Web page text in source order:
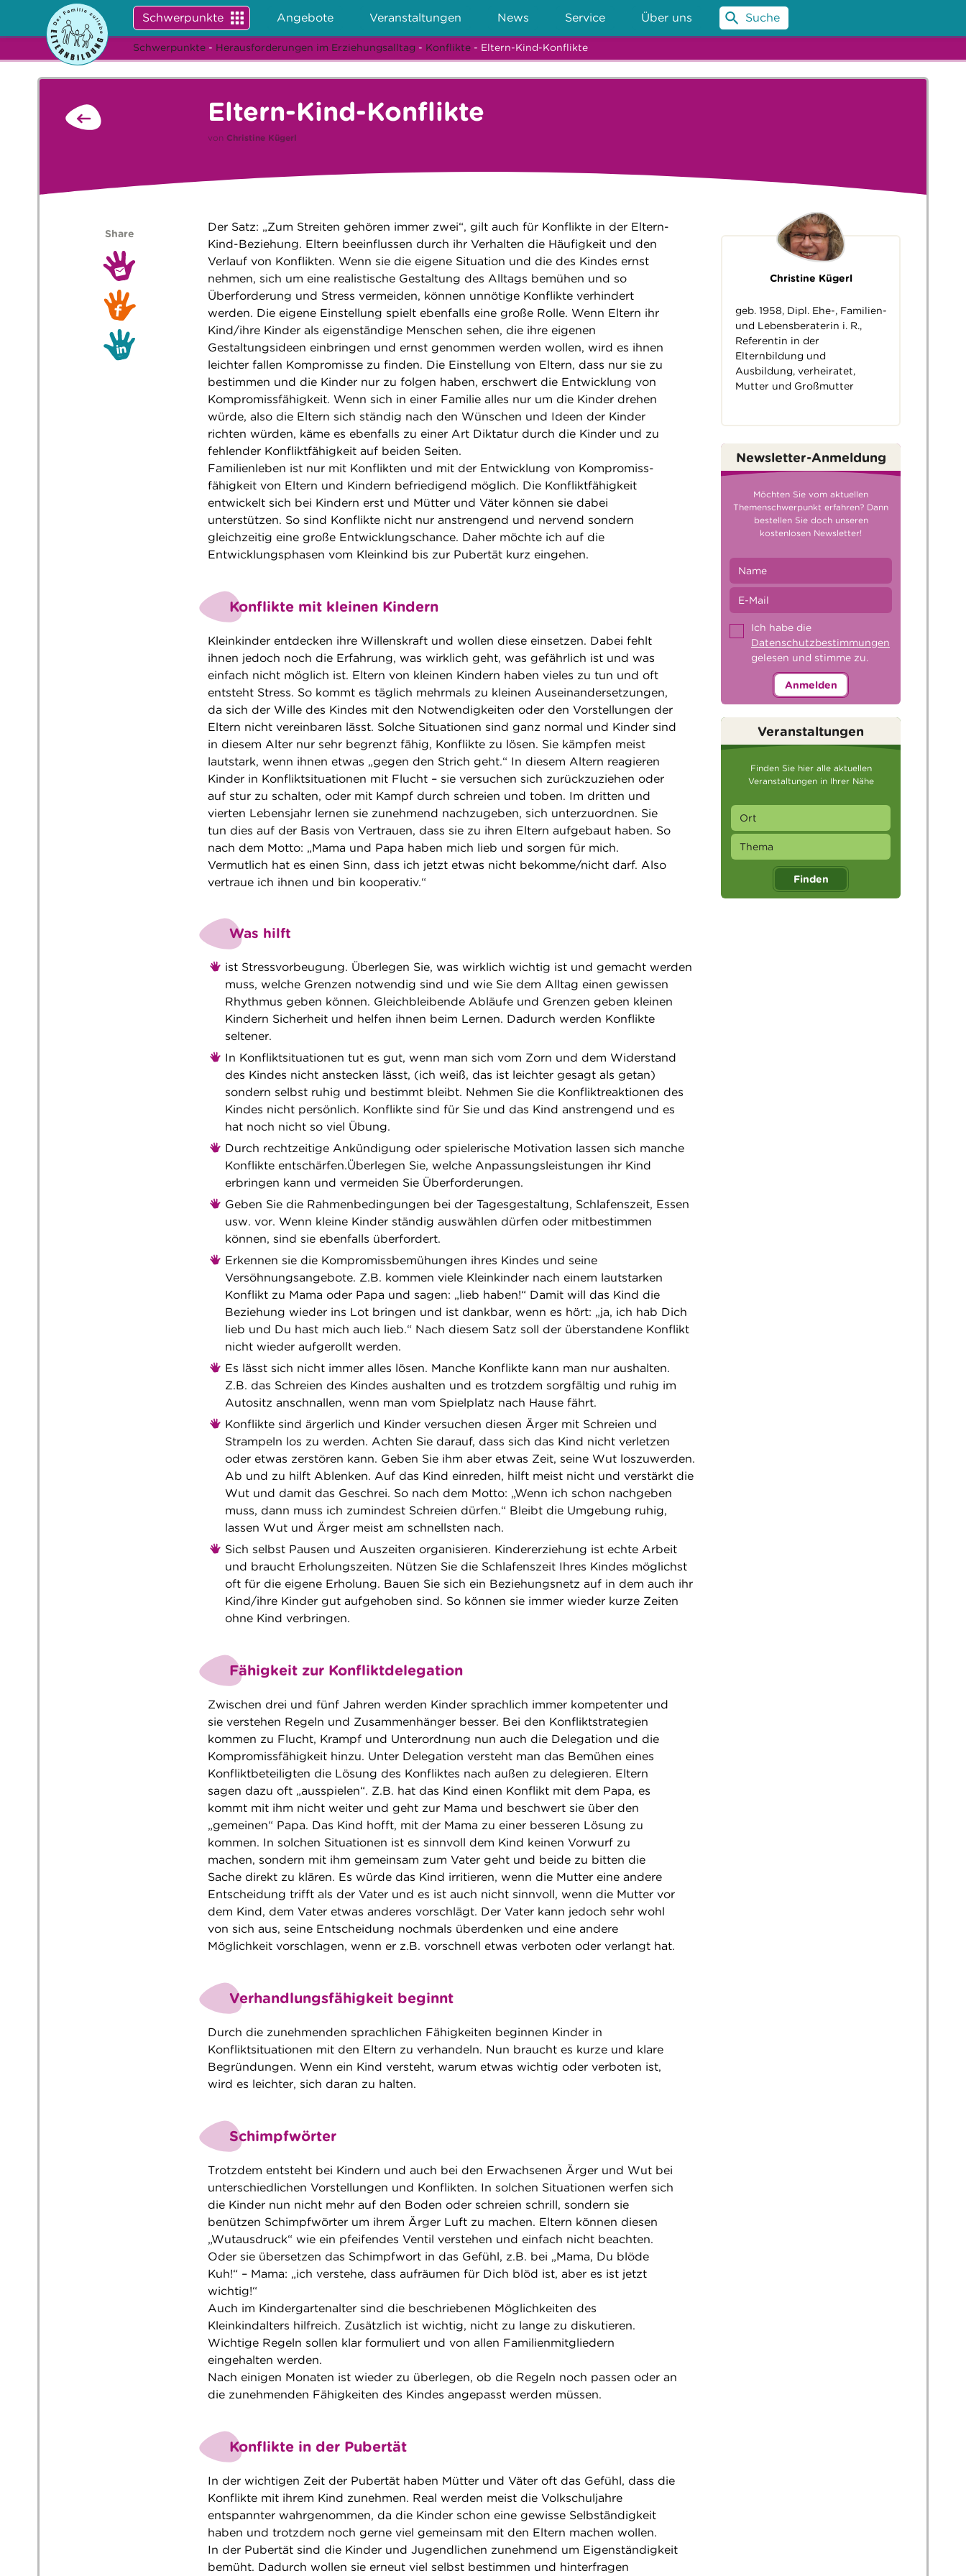
Schwerpunkte Angebote Veranstaltungen News Service Über uns Suche
Schwerpunkte - Herausforderungen im Erziehungsalltag - Konflikte - Eltern-Kind-Konflikte
Eltern-Kind-Konflikte
von Christine Kügerl
Der Satz: „Zum Streiten gehören immer zwei“, gilt auch für Konflikte in der Eltern-
Kind-Beziehung. Eltern beeinflussen durch ihr Verhalten die Häufigkeit und den
Verlauf von Konflikten. Wenn sie die eigene Situation und die des Kindes ernst
nehmen, sich um eine realistische Gestaltung des Alltags bemühen und so
Überforderung und Stress vermeiden, können unnötige Konflikte verhindert
werden. Die eigene Einstellung spielt ebenfalls eine große Rolle. Wenn Eltern ihr
Kind/ihre Kinder als eigenständige Menschen sehen, die ihre eigenen
Gestaltungsideen einbringen und ernst genommen werden wollen, wird es ihnen
leichter fallen Kompromisse zu finden. Die Einstellung von Eltern, dass nur sie zu
bestimmen und die Kinder nur zu folgen haben, erschwert die Entwicklung von
Kompromissfähigkeit. Wenn sich in einer Familie alles nur um die Kinder drehen
würde, also die Eltern sich ständig nach den Wünschen und Ideen der Kinder
richten würden, käme es ebenfalls zu einer Art Diktatur durch die Kinder und zu
fehlender Konfliktfähigkeit auf beiden Seiten.
Familienleben ist nur mit Konflikten und mit der Entwicklung von Kompromiss-
fähigkeit von Eltern und Kindern befriedigend möglich. Die Konfliktfähigkeit
entwickelt sich bei Kindern erst und Mütter und Väter können sie dabei
unterstützen. So sind Konflikte nicht nur anstrengend und nervend sondern
gleichzeitig eine große Entwicklungschance. Daher möchte ich auf die
Entwicklungsphasen vom Kleinkind bis zur Pubertät kurz eingehen.
Konflikte mit kleinen Kindern
Kleinkinder entdecken ihre Willenskraft und wollen diese einsetzen. Dabei fehlt
ihnen jedoch noch die Erfahrung, was wirklich geht, was gefährlich ist und was
einfach nicht möglich ist. Eltern von kleinen Kindern haben vieles zu tun und oft
entsteht Stress. So kommt es täglich mehrmals zu kleinen Auseinandersetzungen,
da sich der Wille des Kindes mit den Notwendigkeiten oder den Vorstellungen der
Eltern nicht vereinbaren lässt. Solche Situationen sind ganz normal und Kinder sind
in diesem Alter nur sehr begrenzt fähig, Konflikte zu lösen. Sie kämpfen meist
lautstark, wenn ihnen etwas „gegen den Strich geht.“ In diesem Altern reagieren
Kinder in Konfliktsituationen mit Flucht – sie versuchen sich zurückzuziehen oder
auf stur zu schalten, oder mit Kampf durch schreien und toben. Im dritten und
vierten Lebensjahr lernen sie zunehmend nachzugeben, sich unterzuordnen. Sie
tun dies auf der Basis von Vertrauen, dass sie zu ihren Eltern aufgebaut haben. So
nach dem Motto: „Mama und Papa haben mich lieb und sorgen für mich.
Vermutlich hat es einen Sinn, dass ich jetzt etwas nicht bekomme/nicht darf. Also
vertraue ich ihnen und bin kooperativ.“
Was hilft
ist Stressvorbeugung. Überlegen Sie, was wirklich wichtig ist und gemacht werden
muss, welche Grenzen notwendig sind und wie Sie dem Alltag einen gewissen
Rhythmus geben können. Gleichbleibende Abläufe und Grenzen geben kleinen
Kindern Sicherheit und helfen ihnen beim Lernen. Dadurch werden Konflikte
seltener.
In Konfliktsituationen tut es gut, wenn man sich vom Zorn und dem Widerstand
des Kindes nicht anstecken lässt, (ich weiß, das ist leichter gesagt als getan)
sondern selbst ruhig und bestimmt bleibt. Nehmen Sie die Konfliktreaktionen des
Kindes nicht persönlich. Konflikte sind für Sie und das Kind anstrengend und es
hat noch nicht so viel Übung.
Durch rechtzeitige Ankündigung oder spielerische Motivation lassen sich manche
Konflikte entschärfen.Überlegen Sie, welche Anpassungsleistungen ihr Kind
erbringen kann und vermeiden Sie Überforderungen.
Geben Sie die Rahmenbedingungen bei der Tagesgestaltung, Schlafenszeit, Essen
usw. vor. Wenn kleine Kinder ständig auswählen dürfen oder mitbestimmen
können, sind sie ebenfalls überfordert.
Erkennen sie die Kompromissbemühungen ihres Kindes und seine
Versöhnungsangebote. Z.B. kommen viele Kleinkinder nach einem lautstarken
Konflikt zu Mama oder Papa und sagen: „lieb haben!“ Damit will das Kind die
Beziehung wieder ins Lot bringen und ist dankbar, wenn es hört: „ja, ich hab Dich
lieb und Du hast mich auch lieb.“ Nach diesem Satz soll der überstandene Konflikt
nicht wieder aufgerollt werden.
Es lässt sich nicht immer alles lösen. Manche Konflikte kann man nur aushalten.
Z.B. das Schreien des Kindes aushalten und es trotzdem sorgfältig und ruhig im
Autositz anschnallen, wenn man vom Spielplatz nach Hause fährt.
Konflikte sind ärgerlich und Kinder versuchen diesen Ärger mit Schreien und
Strampeln los zu werden. Achten Sie darauf, dass sich das Kind nicht verletzen
oder etwas zerstören kann. Geben Sie ihm aber etwas Zeit, seine Wut loszuwerden.
Ab und zu hilft Ablenken. Auf das Kind einreden, hilft meist nicht und verstärkt die
Wut und damit das Geschrei. So nach dem Motto: „Wenn ich schon nachgeben
muss, dann muss ich zumindest Schreien dürfen.“ Bleibt die Umgebung ruhig,
lassen Wut und Ärger meist am schnellsten nach.
Sich selbst Pausen und Auszeiten organisieren. Kindererziehung ist echte Arbeit
und braucht Erholungszeiten. Nützen Sie die Schlafenszeit Ihres Kindes möglichst
oft für die eigene Erholung. Bauen Sie sich ein Beziehungsnetz auf in dem auch ihr
Kind/ihre Kinder gut aufgehoben sind. So können sie immer wieder kurze Zeiten
ohne Kind verbringen.
Fähigkeit zur Konfliktdelegation
Zwischen drei und fünf Jahren werden Kinder sprachlich immer kompetenter und
sie verstehen Regeln und Zusammenhänger besser. Bei den Konfliktstrategien
kommen zu Flucht, Krampf und Unterordnung nun auch die Delegation und die
Kompromissfähigkeit hinzu. Unter Delegation versteht man das Bemühen eines
Konfliktbeteiligten die Lösung des Konfliktes nach außen zu delegieren. Eltern
sagen dazu oft „ausspielen“. Z.B. hat das Kind einen Konflikt mit dem Papa, es
kommt mit ihm nicht weiter und geht zur Mama und beschwert sie über den
„gemeinen“ Papa. Das Kind hofft, mit der Mama zu einer besseren Lösung zu
kommen. In solchen Situationen ist es sinnvoll dem Kind keinen Vorwurf zu
machen, sondern mit ihm gemeinsam zum Vater geht und beide zu bitten die
Sache direkt zu klären. Es würde das Kind irritieren, wenn die Mutter eine andere
Entscheidung trifft als der Vater und es ist auch nicht sinnvoll, wenn die Mutter vor
dem Kind, dem Vater etwas anderes vorschlägt. Der Vater kann jedoch sehr wohl
von sich aus, seine Entscheidung nochmals überdenken und eine andere
Möglichkeit vorschlagen, wenn er z.B. vorschnell etwas verboten oder verlangt hat.
Verhandlungsfähigkeit beginnt
Durch die zunehmenden sprachlichen Fähigkeiten beginnen Kinder in
Konfliktsituationen mit den Eltern zu verhandeln. Nun braucht es kurze und klare
Begründungen. Wenn ein Kind versteht, warum etwas wichtig oder verboten ist,
wird es leichter, sich daran zu halten.
Schimpfwörter
Trotzdem entsteht bei Kindern und auch bei den Erwachsenen Ärger und Wut bei
unterschiedlichen Vorstellungen und Konflikten. In solchen Situationen werfen sich
die Kinder nun nicht mehr auf den Boden oder schreien schrill, sondern sie
benützen Schimpfwörter um ihrem Ärger Luft zu machen. Eltern können diesen
„Wutausdruck“ wie ein pfeifendes Ventil verstehen und einfach nicht beachten.
Oder sie übersetzen das Schimpfwort in das Gefühl, z.B. bei „Mama, Du blöde
Kuh!“ – Mama: „ich verstehe, dass aufräumen für Dich blöd ist, aber es ist jetzt
wichtig!“
Auch im Kindergartenalter sind die beschriebenen Möglichkeiten des
Kleinkindalters hilfreich. Zusätzlich ist wichtig, nicht zu lange zu diskutieren.
Wichtige Regeln sollen klar formuliert und von allen Familienmitgliedern
eingehalten werden.
Nach einigen Monaten ist wieder zu überlegen, ob die Regeln noch passen oder an
die zunehmenden Fähigkeiten des Kindes angepasst werden müssen.
Konflikte in der Pubertät
In der wichtigen Zeit der Pubertät haben Mütter und Väter oft das Gefühl, dass die
Konflikte mit ihrem Kind zunehmen. Real werden meist die Volkschuljahre
entspannter wahrgenommen, da die Kinder schon eine gewisse Selbständigkeit
haben und trotzdem noch gerne viel gemeinsam mit den Eltern machen wollen.
In der Pubertät sind die Kinder und Jugendlichen zunehmend um Eigenständigkeit
bemüht. Dadurch wollen sie erneut viel selbst bestimmen und hinterfragen
Share
Christine Kügerl
geb. 1958, Dipl. Ehe-, Familien-
und Lebensberaterin i. R.,
Referentin in der
Elternbildung und
Ausbildung, verheiratet,
Mutter und Großmutter
Newsletter-Anmeldung
Möchten Sie vom aktuellen
Themenschwerpunkt erfahren? Dann
bestellen Sie doch unseren
kostenlosen Newsletter!
Ich habe die
Datenschutzbestimmungen
gelesen und stimme zu.
Anmelden
Veranstaltungen
Finden Sie hier alle aktuellen
Veranstaltungen in Ihrer Nähe
Finden